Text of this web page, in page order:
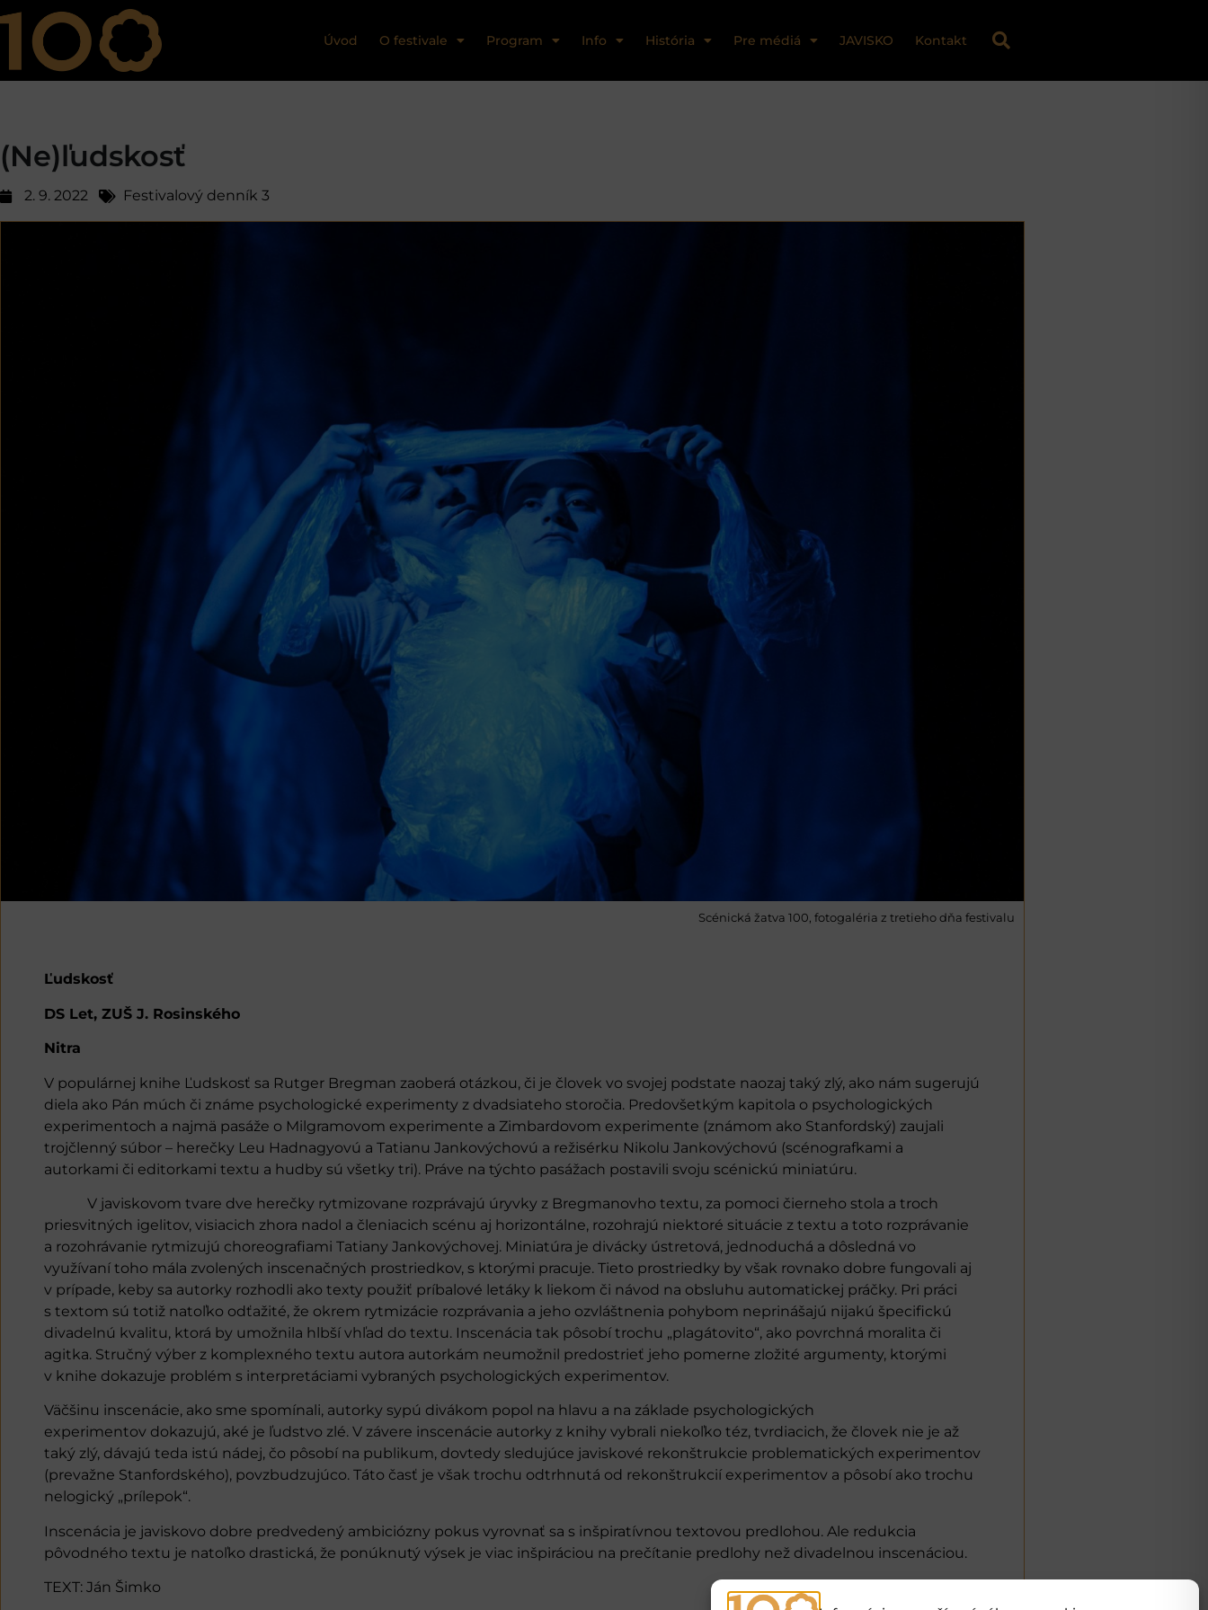
Úvod O festivale Program Info História Pre médiá JAVISKO Kontakt
(Ne)ľudskosť
2. 9. 2022 Festivalový denník 3
Scénická žatva 100, fotogaléria z tretieho dňa festivalu
Ľudskosť
DS Let, ZUŠ J. Rosinského
Nitra
V populárnej knihe Ľudskosť sa Rutger Bregman zaoberá otázkou, či je človek vo svojej podstate naozaj taký zlý, ako nám sugerujú
diela ako Pán múch či známe psychologické experimenty z dvadsiateho storočia. Predovšetkým kapitola o psychologických
experimentoch a najmä pasáže o Milgramovom experimente a Zimbardovom experimente (známom ako Stanfordský) zaujali
trojčlenný súbor – herečky Leu Hadnagyovú a Tatianu Jankovýchovú a režisérku Nikolu Jankovýchovú (scénografkami a
autorkami či editorkami textu a hudby sú všetky tri). Práve na týchto pasážach postavili svoju scénickú miniatúru.
V javiskovom tvare dve herečky rytmizovane rozprávajú úryvky z Bregmanovho textu, za pomoci čierneho stola a troch
priesvitných igelitov, visiacich zhora nadol a členiacich scénu aj horizontálne, rozohrajú niektoré situácie z textu a toto rozprávanie
a rozohrávanie rytmizujú choreografiami Tatiany Jankovýchovej. Miniatúra je divácky ústretová, jednoduchá a dôsledná vo
využívaní toho mála zvolených inscenačných prostriedkov, s ktorými pracuje. Tieto prostriedky by však rovnako dobre fungovali aj
v prípade, keby sa autorky rozhodli ako texty použiť príbalové letáky k liekom či návod na obsluhu automatickej práčky. Pri práci
s textom sú totiž natoľko odťažité, že okrem rytmizácie rozprávania a jeho ozvláštnenia pohybom neprinášajú nijakú špecifickú
divadelnú kvalitu, ktorá by umožnila hlbší vhľad do textu. Inscenácia tak pôsobí trochu „plagátovito“, ako povrchná moralita či
agitka. Stručný výber z komplexného textu autora autorkám neumožnil predostrieť jeho pomerne zložité argumenty, ktorými
v knihe dokazuje problém s interpretáciami vybraných psychologických experimentov.
Väčšinu inscenácie, ako sme spomínali, autorky sypú divákom popol na hlavu a na základe psychologických
experimentov dokazujú, aké je ľudstvo zlé. V závere inscenácie autorky z knihy vybrali niekoľko téz, tvrdiacich, že človek nie je až
taký zlý, dávajú teda istú nádej, čo pôsobí na publikum, dovtedy sledujúce javiskové rekonštrukcie problematických experimentov
(prevažne Stanfordského), povzbudzujúco. Táto časť je však trochu odtrhnutá od rekonštrukcií experimentov a pôsobí ako trochu
nelogický „prílepok“.
Inscenácia je javiskovo dobre predvedený ambiciózny pokus vyrovnať sa s inšpiratívnou textovou predlohou. Ale redukcia
pôvodného textu je natoľko drastická, že ponúknutý výsek je viac inšpiráciou na prečítanie predlohy než divadelnou inscenáciou.
TEXT: Ján Šimko